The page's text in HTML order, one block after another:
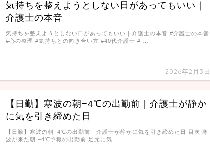
気持ちを整えようとしない日があってもいい｜
介護士の本音
2026年2月3日
気持ちを整えようとしない日があってもいい｜介護士の本音 #介護士の本音
#心の整理 #気持ちとの向き合い方 #40代介護士 # …
【日勤】寒波の朝−4℃の出勤前｜介護士が静か
に気を引き締めた日
【日勤】寒波の朝−4℃の出勤前｜介護士が静かに気を引き締めた日 目次 寒
波が来た朝 −4℃予報の出勤前 足元に気 …